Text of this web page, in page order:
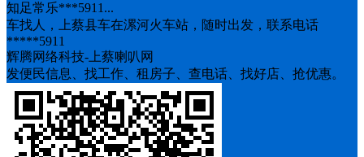
知足常乐***5911...
车找人，上蔡县车在漯河火车站，随时出发，联系电话
*****5911
辉腾网络科技-上蔡喇叭网
发便民信息、找工作、租房子、查电话、找好店、抢优惠。